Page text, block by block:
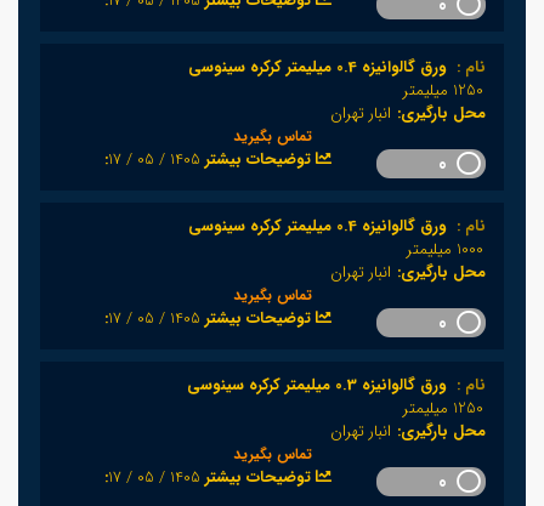
نام : ورق گالوانیزه 0.4 میلیمتر کرکره سینوسی
1250 میلیمتر
محل بارگیری: انبار تهران
تماس بگیرید
:توضیحات بیشتر1405 / 05 / 17
نام : ورق گالوانیزه 0.4 میلیمتر کرکره سینوسی
1000 میلیمتر
محل بارگیری: انبار تهران
تماس بگیرید
:توضیحات بیشتر1405 / 05 / 17
نام : ورق گالوانیزه 0.3 میلیمتر کرکره سینوسی
1250 میلیمتر
محل بارگیری: انبار تهران
تماس بگیرید
:توضیحات بیشتر1405 / 05 / 17